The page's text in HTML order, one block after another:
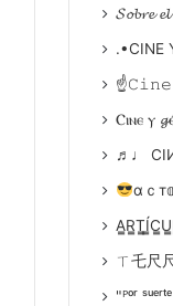
𝓢𝓸𝓫𝓻𝓮
.•CINE
Ⲥⲓⲛⲉ ⲩ
♬♩
αｃ
ㄒ乇尺
"ᴾᵒʳ